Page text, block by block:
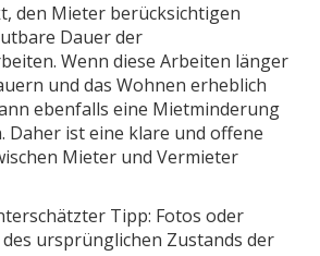
den Mieter berücksichtigen
Dauer der
Wenn diese Arbeiten länger
und das Wohnen erheblich
ebenfalls eine Mietminderung
Daher ist eine klare und offene
Mieter und Vermieter
Tipp: Fotos oder
ursprünglichen Zustands der